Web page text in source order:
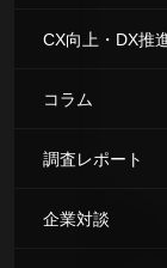
CX向上・DX推
コラム
調査レポート
企業対談